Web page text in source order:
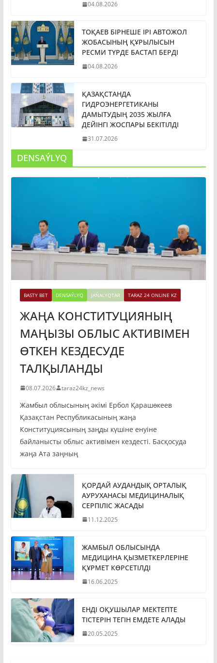
04.08.2026
ТОҚАЕВ БІРНЕШЕ ІРІ АВТОЖОЛ
ЖОБАСЫНЫҢ ҚҰРЫЛЫСЫН
РЕСМИ ТҮРДЕ БАСТАП БЕРДІ
04.08.2026
ҚАЗАҚСТАНДА
ГИДРОЭНЕРГЕТИКАНЫ
ДАМЫТУДЫҢ 2035 ЖЫЛҒА
ДЕЙІНГІ ЖОСПАРЫ БЕКІТІЛДІ
31.07.2026
DENSAÝLYQ
BASTY BET DENSAÝLYQ JAŃALYQTAR TARAZ 24 ONLINE KZ
ЖАҢА КОНСТИТУЦИЯНЫҢ
МАҢЫЗЫ ОБЛЫС АКТИВІМЕН
ӨТКЕН КЕЗДЕСУДЕ
ТАЛҚЫЛАНДЫ
08.07.2026 taraz24kz_news
Жамбыл облысының әкімі Ербол Қарашөкеев
Қазақстан Республикасының жаңа
Конституциясының заңды күшіне енуіне
байланысты облыс активімен кездесті. Басқосуда
жаңа Ата заңның
ҚОРДАЙ АУДАНДЫҚ ОРТАЛЫҚ
АУРУХАНАСЫ МЕДИЦИНАЛЫҚ
СЕРПІЛІС ЖАСАДЫ
11.12.2025
ЖАМБЫЛ ОБЛЫСЫНДА
МЕДИЦИНА ҚЫЗМЕТКЕРЛЕРІНЕ
ҚҰРМЕТ КӨРСЕТІЛДІ
16.06.2025
ЕНДІ ОҚУШЫЛАР МЕКТЕПТЕ
ТІСТЕРІН ТЕГІН ЕМДЕТЕ АЛАДЫ
20.05.2025